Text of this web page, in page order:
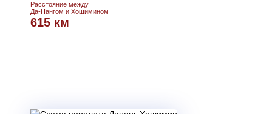
Расстояние между
Да-Нангом и Хошимином
615 км